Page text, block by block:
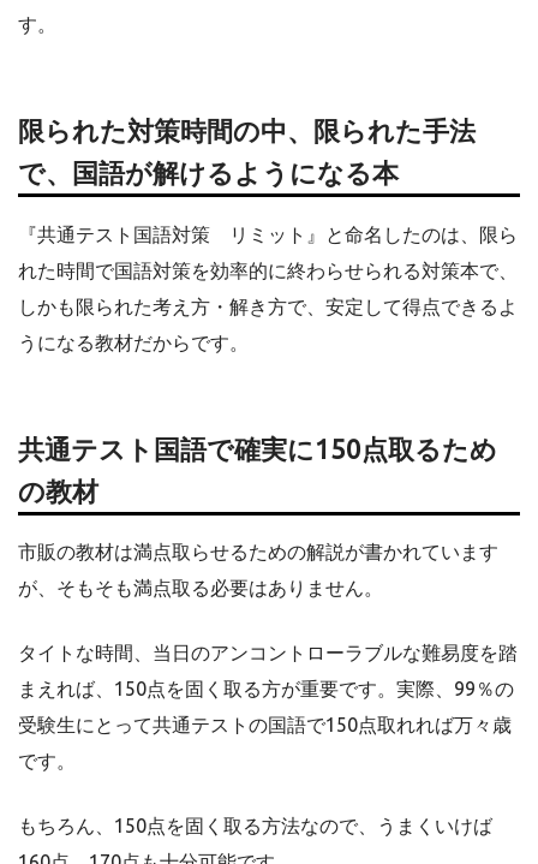
す。
限られた対策時間の中、限られた手法
で、国語が解けるようになる本
『共通テスト国語対策 リミット』と命名したのは、限ら
れた時間で国語対策を効率的に終わらせられる対策本で、
しかも限られた考え方・解き方で、安定して得点できるよ
うになる教材だからです。
共通テスト国語で確実に150点取るため
の教材
市販の教材は満点取らせるための解説が書かれています
が、そもそも満点取る必要はありません。
タイトな時間、当日のアンコントローラブルな難易度を踏
まえれば、150点を固く取る方が重要です。実際、99％の
受験生にとって共通テストの国語で150点取れれば万々歳
です。
もちろん、150点を固く取る方法なので、うまくいけば